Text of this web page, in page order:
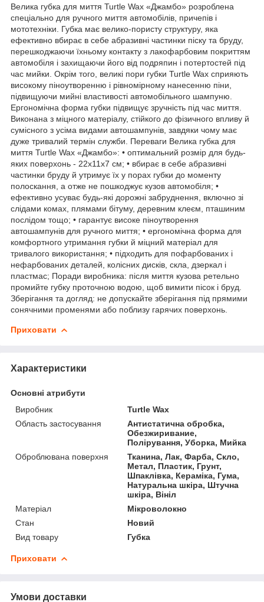
Велика губка для миття Turtle Wax «Джамбо» розроблена
спеціально для ручного миття автомобілів, причепів і
мототехніки. Губка має велико-пористу структуру, яка
ефективно вбирає в себе абразивні частинки піску та бруду,
перешкоджаючи їхньому контакту з лакофарбовим покриттям
автомобіля і захищаючи його від подряпин і потертостей під
час мийки. Окрім того, великі пори губки Turtle Wax сприяють
високому піноутворенню і рівномірному нанесенню піни,
підвищуючи мийні властивості автомобільного шампуню.
Ергономічна форма губки підвищує зручність під час миття.
Виконана з міцного матеріалу, стійкого до фізичного впливу й
сумісного з усіма видами автошампунів, завдяки чому має
дуже тривалий термін служби. Переваги Велика губка для
миття Turtle Wax «Джамбо»: • оптимальний розмір для будь-
яких поверхонь - 22х11х7 см; • вбирає в себе абразивні
частинки бруду й утримує їх у порах губки до моменту
полоскання, а отже не пошкоджує кузов автомобіля; •
ефективно усуває будь-які дорожні забруднення, включно зі
слідами комах, плямами бітуму, деревним клеєм, пташиним
послідом тощо; • гарантує високе піноутворення
автошампунів для ручного миття; • ергономічна форма для
комфортного утримання губки й міцний матеріал для
тривалого використання; • підходить для пофарбованих і
нефарбованих деталей, колісних дисків, скла, дзеркал і
пластмас; Поради виробника: після миття кузова ретельно
промийте губку проточною водою, щоб вимити пісок і бруд.
Зберігання та догляд: не допускайте зберігання під прямими
сонячними променями або поблизу гарячих поверхонь.
Приховати
Характеристики
Основні атрибути
Виробник
Turtle Wax
Область застосування
Антистатична обробка,
Обезжиривание,
Полірування, Уборка, Мийка
Оброблювана поверхня
Тканина, Лак, Фарба, Скло,
Метал, Пластик, Грунт,
Шпаклівка, Кераміка, Гума,
Натуральна шкіра, Штучна
шкіра, Вініл
Матеріал
Мікроволокно
Стан
Новий
Вид товару
Губка
Приховати
Умови доставки